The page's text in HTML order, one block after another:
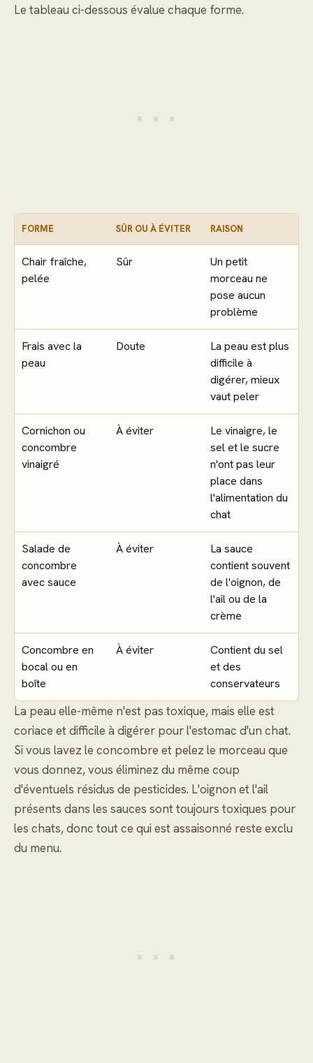
Le tableau ci-dessous évalue chaque forme.
FORME SÛR OU À ÉVITER RAISON
Chair fraîche,
pelée
Sûr
Un petit
morceau ne
pose aucun
problème
Frais avec la
peau
Doute
La peau est plus
difficile à
digérer, mieux
vaut peler
Cornichon ou
concombre
vinaigré
À éviter
Le vinaigre, le
sel et le sucre
n'ont pas leur
place dans
l'alimentation du
chat
Salade de
concombre
avec sauce
À éviter
La sauce
contient souvent
de l'oignon, de
l'ail ou de la
crème
Concombre en
bocal ou en
boîte
À éviter
Contient du sel
et des
conservateurs
La peau elle-même n'est pas toxique, mais elle est
coriace et difficile à digérer pour l'estomac d'un chat.
Si vous lavez le concombre et pelez le morceau que
vous donnez, vous éliminez du même coup
d'éventuels résidus de pesticides. L'oignon et l'ail
présents dans les sauces sont toujours toxiques pour
les chats, donc tout ce qui est assaisonné reste exclu
du menu.